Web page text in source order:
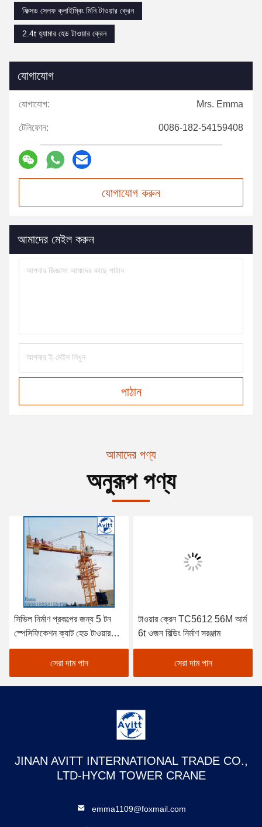
ফিক্সড সেলফ ক্লাইম্বিং মিনি টাওয়ার ক্রেন
2.4t হ্যামার হেড টাওয়ার ক্রেন
যোগাযোগ
যোগাযোগ: Mrs. Emma
টেলিফোন: 0086-182-54159408
যোগাযোগ করুন
আমাদের মেইল করুন
পাঠান
আমাদের পণ্য
অনুরূপ পণ্য
সিভিল নির্মাণ প্রকল্পের জন্য 5 টন
স্পেসিফিকেশন ক্যাট হেড টাওয়ার
ক্রেন
সেরা দাম পান
টাওয়ার ক্রেন TC5612 56M আর্ম
6t ওজন বিল্ডিং নির্মাণ সরঞ্জাম
সেরা দাম পান
JINAN AVITT INTERNATIONAL TRADE CO.,
LTD-HYCM TOWER CRANE
emma1109@foxmail.com